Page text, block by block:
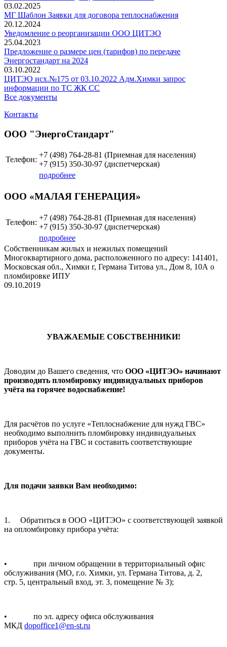
03.02.2025
МГ Шаблон Заявки для договора теплоснабжения
20.12.2024
Уведомление о реорганизации ООО ЦИТЭО
25.04.2023
Предложение о размере цен (тарифов) по передаче
Энергостандарт на 2024
03.10.2022
ЦИТЭО исх.№175 от 03.10.2022 Адм.Химки запрос
информации по ТС ЖК СС
Все документы
Контакты
ООО "ЭнергоСтандарт"
Телефон:
+7 (498) 764-28-81 (Приемная для населения)
+7 (915) 350-30-97 (диспетчерская)
подробнее
ООО «МАЛАЯ ГЕНЕРАЦИЯ»
Телефон:
+7 (498) 764-28-81 (Приемная для населения)
+7 (915) 350-30-97 (диспетчерская)
подробнее
Собственникам жилых и нежилых помещений
Многоквартирного дома, расположенного по адресу: 141401,
Московская обл., Химки г, Германа Титова ул., Дом 8, 10А о
пломбировке ИПУ
09.10.2019
УВАЖАЕМЫЕ СОБСТВЕННИКИ!
Доводим до Вашего сведения, что ООО «ЦИТЭО» начинают
производить пломбировку индивидуальных приборов
учёта на горячее водоснабжение!
Для расчётов по услуге «Теплоснабжение для нужд ГВС»
необходимо выполнить пломбировку индивидуальных
приборов учёта на ГВС и составить соответствующие
документы.
Для подачи заявки Вам необходимо:
1. Обратиться в ООО «ЦИТЭО» с соответствующей заявкой
на опломбировку прибора учёта:
• при личном обращении в территориальный офис
обслуживания (МО, г.о. Химки, ул. Германа Титова, д. 2,
стр. 5, центральный вход, эт. 3, помещение № 3);
• по эл. адресу офиса обслуживания
МКД dopoffice1@en-st.ru